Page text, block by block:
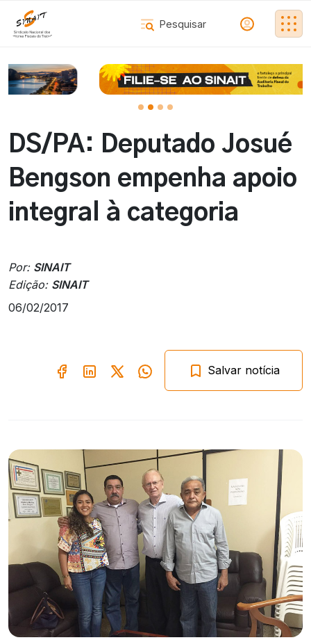
DS/PA: Deputado Josué
Bengson empenha apoio
integral à categoria
Por: SINAIT
Edição: SINAIT
06/02/2017
Salvar notícia